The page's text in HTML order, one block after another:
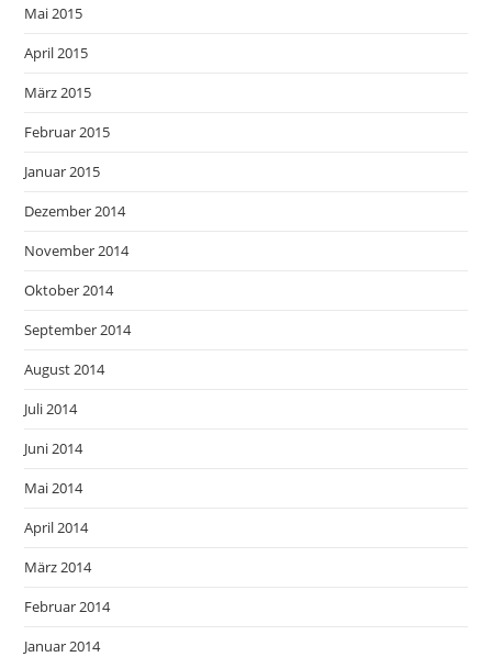
Mai 2015
April 2015
März 2015
Februar 2015
Januar 2015
Dezember 2014
November 2014
Oktober 2014
September 2014
August 2014
Juli 2014
Juni 2014
Mai 2014
April 2014
März 2014
Februar 2014
Januar 2014